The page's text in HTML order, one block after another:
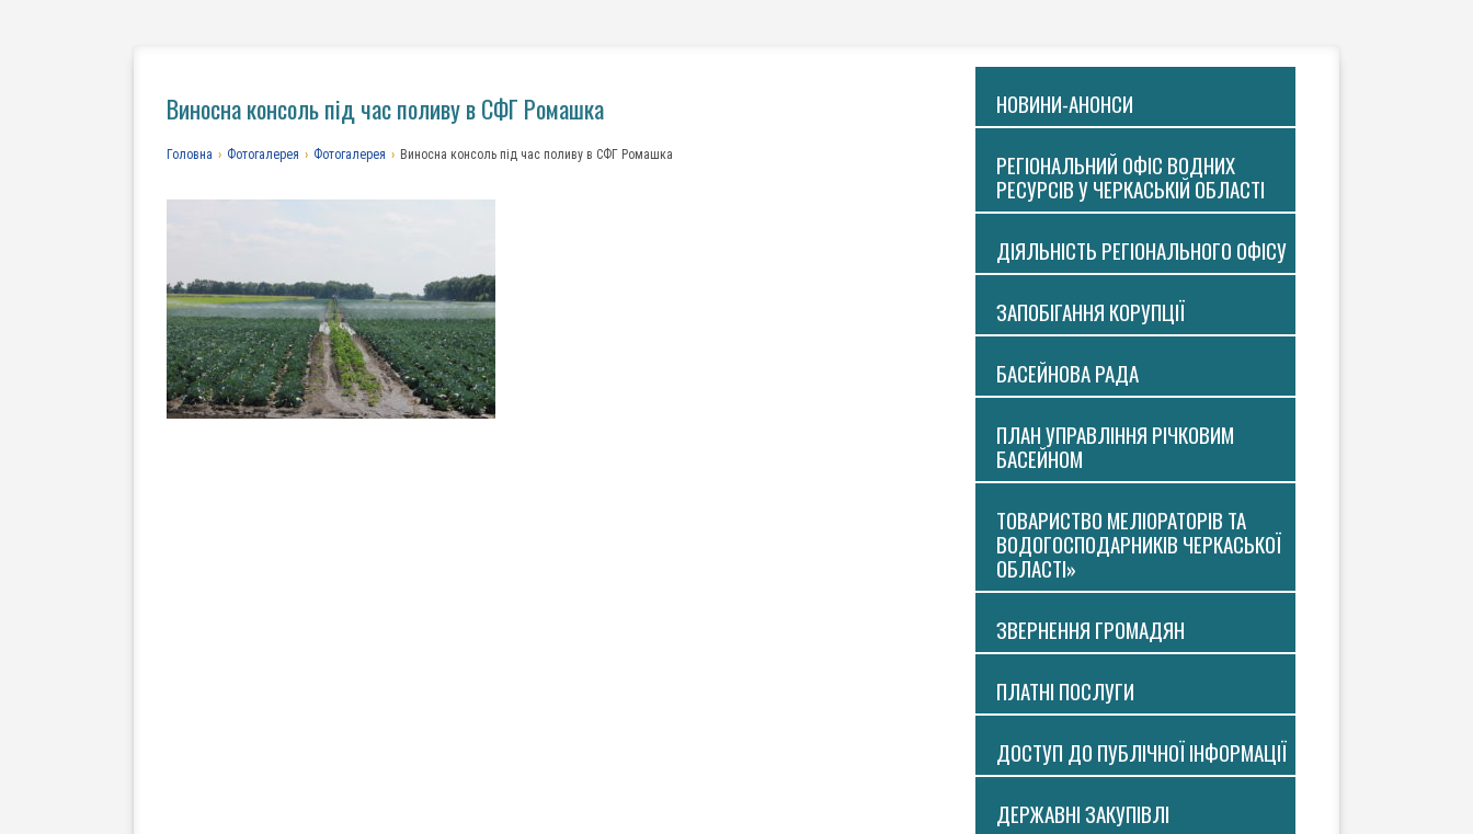
НОВИНИ-АНОНСИ
РЕГІОНАЛЬНИЙ ОФІС ВОДНИХ
РЕСУРСІВ У ЧЕРКАСЬКІЙ ОБЛАСТІ
ДІЯЛЬНІСТЬ РЕГІОНАЛЬНОГО ОФІСУ
ЗАПОБІГАННЯ КОРУПЦІЇ
БАСЕЙНОВА РАДА
ПЛАН УПРАВЛІННЯ РІЧКОВИМ
БАСЕЙНОМ
ТОВАРИСТВО МЕЛІОРАТОРІВ ТА
ВОДОГОСПОДАРНИКІВ ЧЕРКАСЬКОЇ
ОБЛАСТІ»
ЗВЕРНЕННЯ ГРОМАДЯН
ПЛАТНI ПОСЛУГИ
ДОСТУП ДО ПУБЛІЧНОЇ ІНФОРМАЦІЇ
ДЕРЖАВНІ ЗАКУПІВЛІ
Виносна консоль під час поливу в СФГ Ромашка
Головна › Фотогалерея › Фотогалерея › Виносна консоль під час поливу в СФГ Ромашка